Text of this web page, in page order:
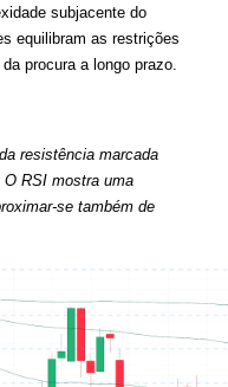
subjacente do
equilibram as restrições
procura a longo prazo.
resistência marcada
O RSI mostra uma
se também de